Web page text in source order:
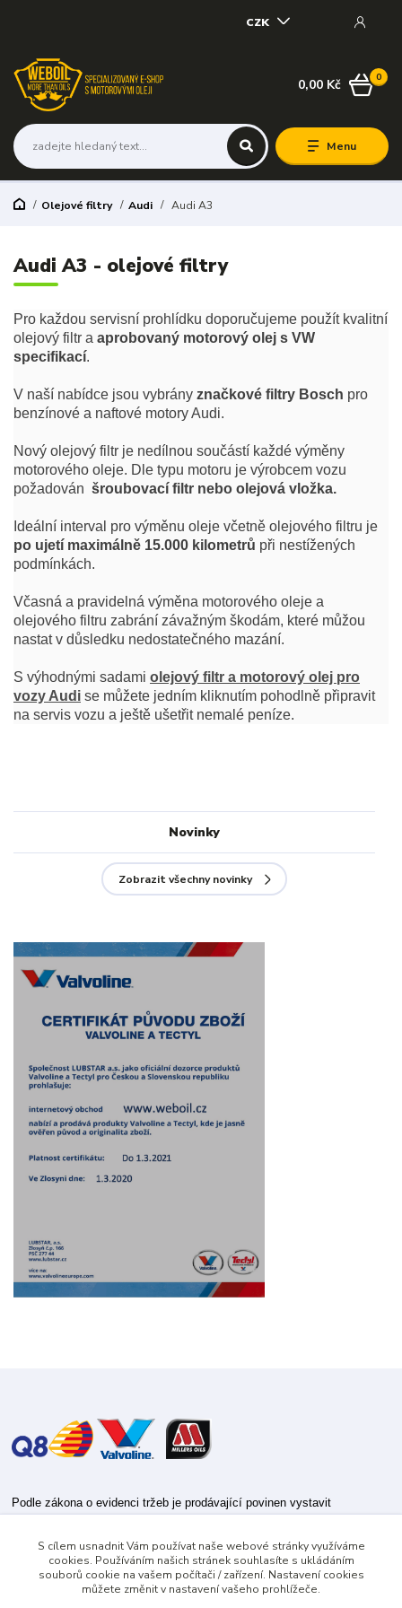
Menu
CZK
0
0,00 Kč
Olejové filtry Audi Audi A3
Audi A3 - olejové filtry
Pro každou servisní prohlídku doporučujeme použít kvalitní
olejový filtr a aprobovaný motorový olej s VW
specifikací.
V naší nabídce jsou vybrány značkové filtry Bosch pro
benzínové a naftové motory Audi.
Nový olejový filtr je nedílnou součástí každé výměny
motorového oleje. Dle typu motoru je výrobcem vozu
požadován šroubovací filtr nebo olejová vložka.
Ideální interval pro výměnu oleje včetně olejového filtru je
po ujetí maximálně 15.000 kilometrů při nestížených
podmínkách.
Včasná a pravidelná výměna motorového oleje a
olejového filtru zabrání závažným škodám, které můžou
nastat v důsledku nedostatečného mazání.
S výhodnými sadami olejový filtr a motorový olej pro
vozy Audi se můžete jedním kliknutím pohodlně připravit
na servis vozu a ještě ušetřit nemalé peníze.
Novinky
Zobrazit všechny novinky
Podle zákona o evidenci tržeb je prodávající povinen vystavit
Zároveň je povinen zaevidovat přijatou tržbu u správce daně online; v
případě technického výpadku pak nejpozději do 48 hodin.
S cílem usnadnit Vám používat naše webové stránky využíváme
cookies. Používáním našich stránek souhlasíte s ukládáním
souborů cookie na vašem počítači / zařízení. Nastavení cookies
můžete změnit v nastavení vašeho prohlížeče.